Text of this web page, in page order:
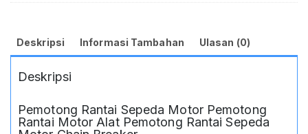
TaffSPORT
Breaker
Pemotong
Rante
Sepeda
Deskripsi Informasi Tambahan Ulasan (0)
Deskripsi
Pemotong Rantai Sepeda Motor Pemotong
Rantai Motor Alat Pemotong Rantai Sepeda